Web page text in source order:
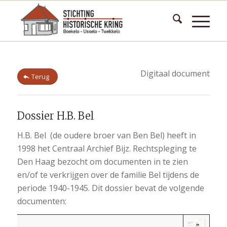
Terug Digitaal document
Dossier H.B. Bel
H.B. Bel (de oudere broer van Ben Bel) heeft in
1998 het Centraal Archief Bijz. Rechtspleging te
Den Haag bezocht om documenten in te zien
en/of te verkrijgen over de familie Bel tijdens de
periode 1940-1945. Dit dossier bevat de volgende
documenten: